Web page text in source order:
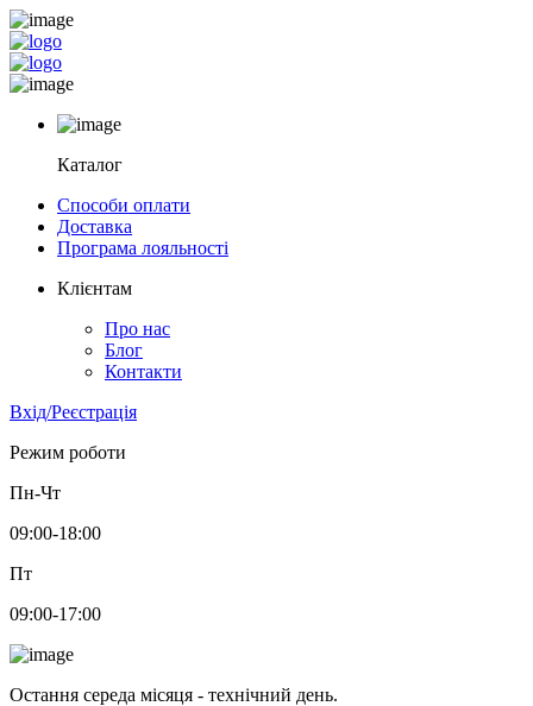
Каталог
Способи оплати
Доставка
Програма лояльності
Клієнтам
Про нас
Блог
Контакти
Вхід/Реєстрація
Режим роботи
Пн-Чт
09:00-18:00
Пт
09:00-17:00
Остання середа місяця - технічний день.